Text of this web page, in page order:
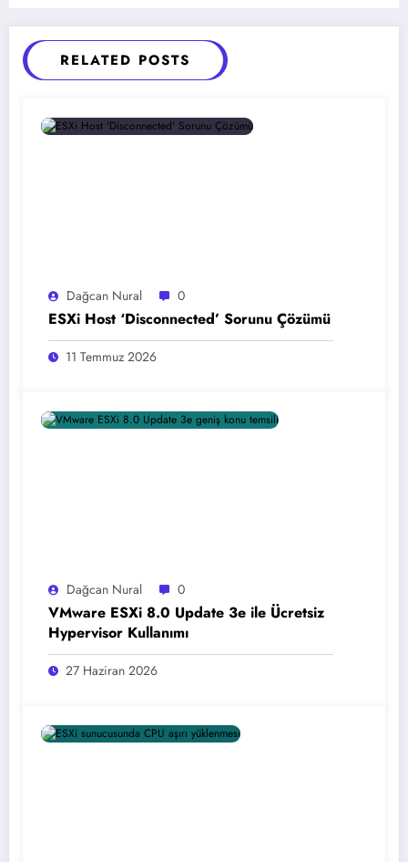
RELATED POSTS
Dağcan Nural 0
ESXi Host ‘Disconnected’ Sorunu Çözümü
11 Temmuz 2026
Dağcan Nural 0
VMware ESXi 8.0 Update 3e ile Ücretsiz
Hypervisor Kullanımı
27 Haziran 2026